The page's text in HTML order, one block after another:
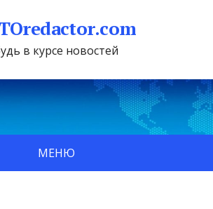
в курсе новостей
МЕНЮ